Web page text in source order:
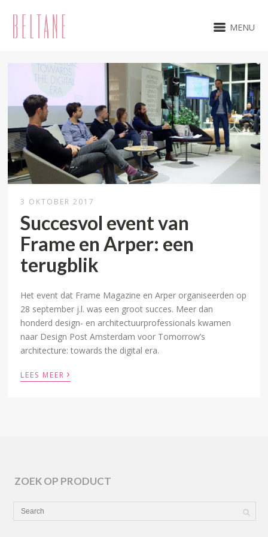
MENU
3 OKTOBER 2017
Succesvol event van
Frame en Arper: een
terugblik
Het event dat Frame Magazine en Arper organiseerden op
28 september j.l. was een groot succes. Meer dan
honderd design- en architectuurprofessionals kwamen
naar Design Post Amsterdam voor Tomorrow’s
architecture: towards the digital era.
LEES MEER ›
ZOEK OP PRODUCT